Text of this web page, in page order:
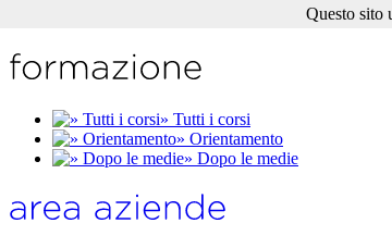
» Tutti i corsi
» Orientamento
» Dopo le medie
Questo sito